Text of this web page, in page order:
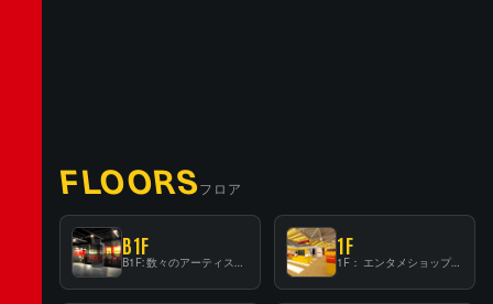
FLOORSフロア
B1F
B1F: 数々のアーティストが立った、インストアイベントの聖地！
1F
1F： エンタメショップならではのイマーシブ空間